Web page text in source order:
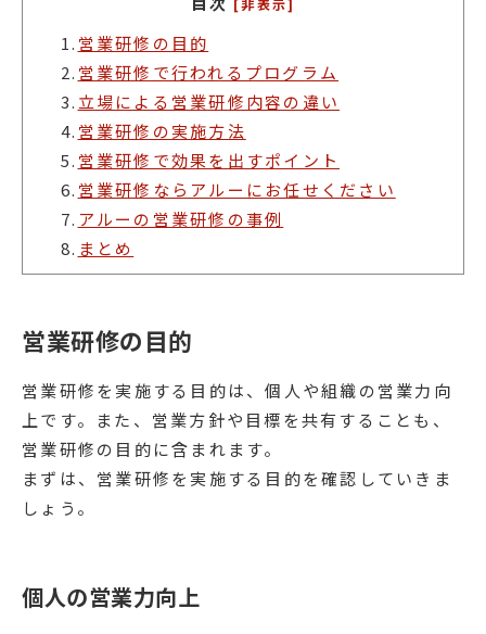
[非表示]
1. 営業研修の目的
2. 営業研修で行われるプログラム
3.立場による営業研修内容の違い
4. 営業研修の実施方法
5. 営業研修で効果を出すポイント
6. 営業研修ならアルーにお任せください
7. アルーの営業研修の事例
8. まとめ
営業研修の目的
営業研修を実施する目的は、個人や組織の営業力向
上です。また、営業方針や目標を共有することも、
営業研修の目的に含まれます。
まずは、営業研修を実施する目的を確認していきま
しょう。
個人の営業力向上